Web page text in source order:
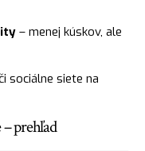
– menej kúskov, ale
sociálne siete na
prehľad